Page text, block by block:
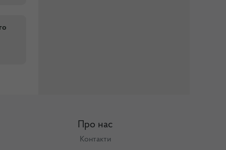
Про нас
Контакти